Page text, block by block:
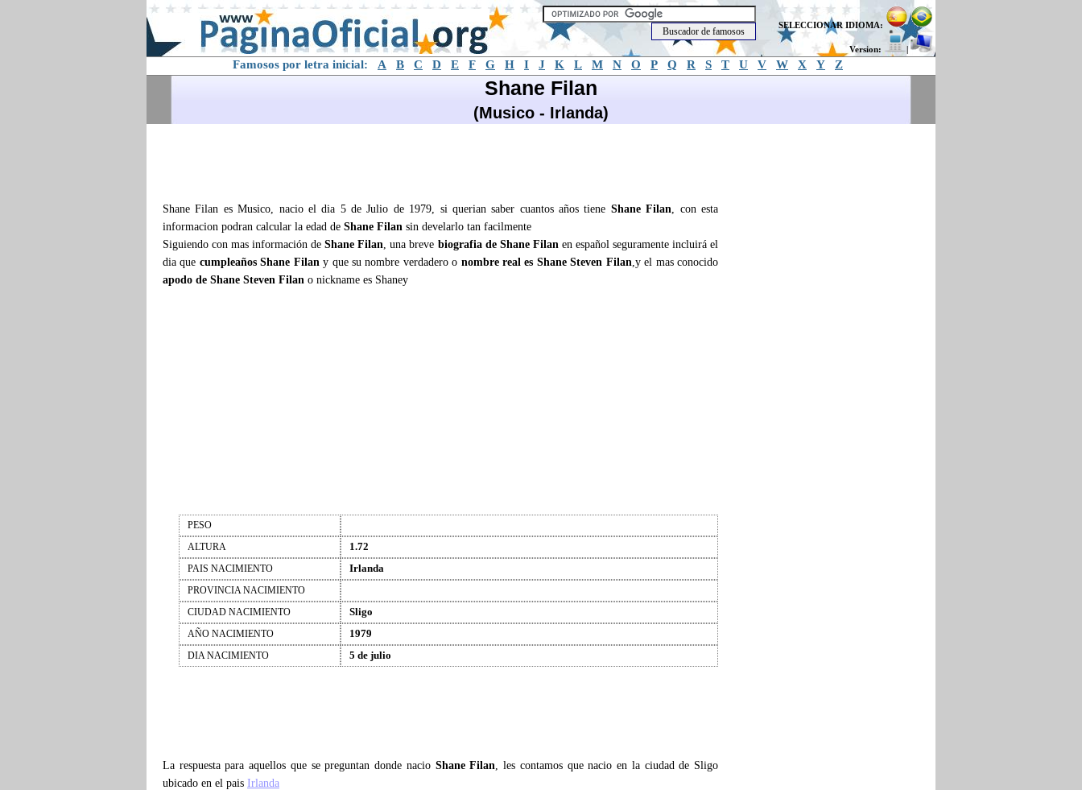
SELECCIONAR IDIOMA:
Version: |
Famosos por letra inicial: A B C D E F G H I J K L M N O P Q R S T U V W X Y Z
Shane Filan
(Musico - Irlanda)
Shane Filan es Musico, nacio el dia 5 de Julio de 1979, si querian saber cuantos años tiene Shane Filan, con esta
informacion podran calcular la edad de Shane Filan sin develarlo tan facilmente
Siguiendo con mas información deShane Filan, una breve biografia de Shane Filanen español seguramente incluirá el
dia que cumpleaños Shane Filany que su nombre verdadero o nombre real es Shane Steven Filan,y el mas conocido
apodo de Shane Steven Filan o nickname es Shaney
PESO
ALTURA
1.72
PAIS NACIMIENTO Irlanda
PROVINCIA NACIMIENTO
CIUDAD NACIMIENTO
Sligo
AÑO NACIMIENTO 1979
DIA NACIMIENTO 5 de julio
La respuesta para aquellos que se preguntan donde nacio Shane Filan, les contamos que nacio en la ciudad de Sligo
ubicado en el pais Irlanda